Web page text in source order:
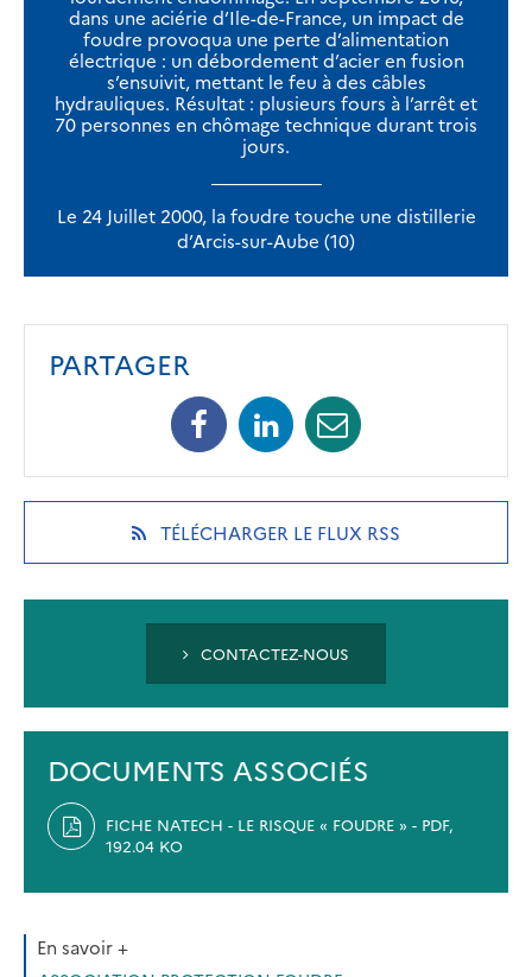
dans une aciérie d’Ile-de-France, un impact de
foudre provoqua une perte d’alimentation
électrique : un débordement d’acier en fusion
s’ensuivit, mettant le feu à des câbles
hydrauliques. Résultat : plusieurs fours à l’arrêt et
70 personnes en chômage technique durant trois
jours.
Le 24 Juillet 2000, la foudre touche une distillerie
d’Arcis-sur-Aube (10)
PARTAGER
Facebook
(opens
a
new
tab)
Linkedin
(opens
a
new
tab)
Mail
(opens
a
new
tab)
TÉLÉCHARGER LE FLUX RSS(OPENS
NEW
CONTACTEZ-NOUS
DOCUMENTS ASSOCIÉS
FICHE NATECH - LE RISQUE « FOUDRE » - PDF,
192.04 KO
En savoir +